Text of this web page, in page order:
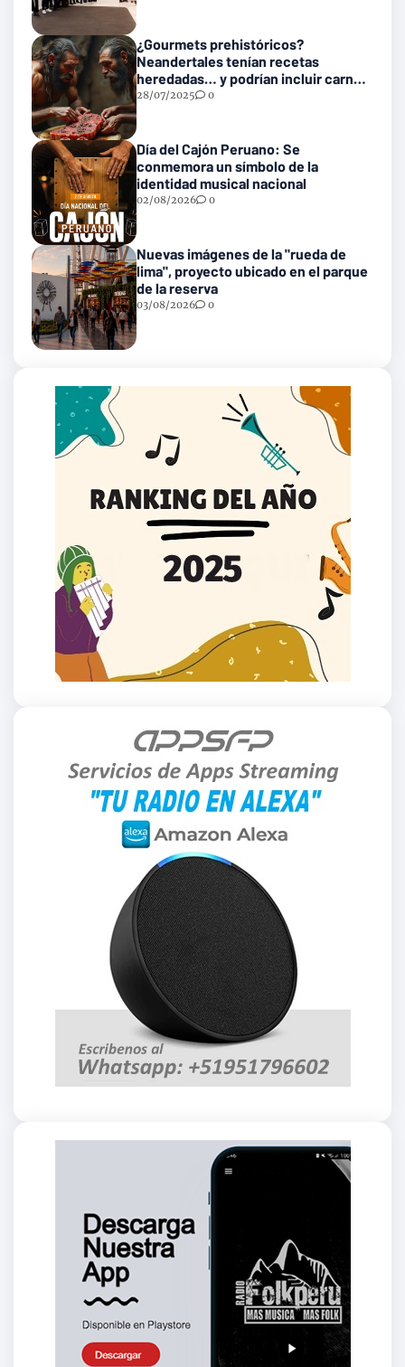
¿Gourmets prehistóricos?
Neandertales tenían recetas
heredadas… y podrían incluir carne
con gusanos
28/07/2025 0
Día del Cajón Peruano: Se
conmemora un símbolo de la
identidad musical nacional
02/08/2026 0
Nuevas imágenes de la "rueda de
lima", proyecto ubicado en el parque
de la reserva
03/08/2026 0